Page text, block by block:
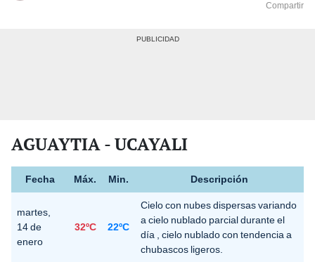
Compartir
AGUAYTIA - UCAYALI
Fecha Máx. Min. Descripción
martes,
14 de
enero
32ºC 22ºC
Cielo con nubes dispersas variando
a cielo nublado parcial durante el
día , cielo nublado con tendencia a
chubascos ligeros.